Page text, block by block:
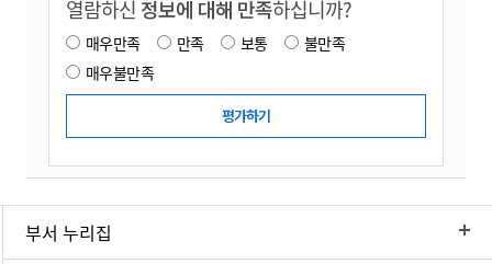
열람하신 정보에 대해 만족하십니까?
매우만족 만족 보통
불만족
매우불만족
부서 누리집